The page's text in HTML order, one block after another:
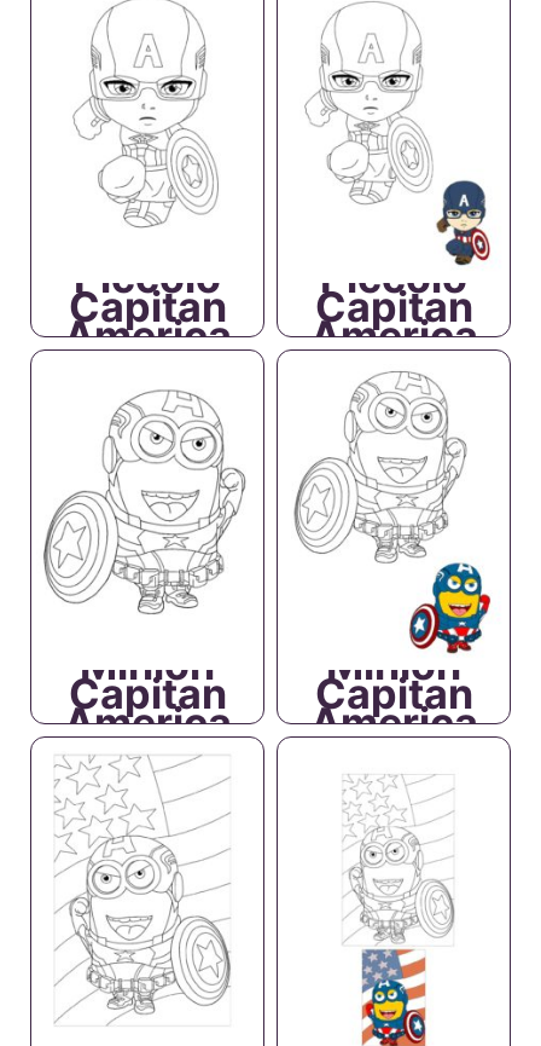
Piccolo
Capitan
America
Piccolo
Capitan
America
Minion
Capitan
America
Minion
Capitan
America
Minion Minion